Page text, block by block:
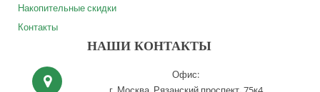
Накопительные скидки
Контакты
НАШИ КОНТАКТЫ
Офис: